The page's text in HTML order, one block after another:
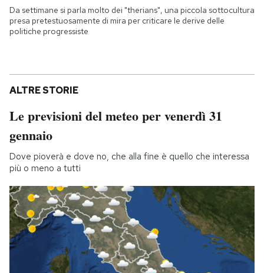
Da settimane si parla molto dei "therians", una piccola sottocultura
presa pretestuosamente di mira per criticare le derive delle
politiche progressiste
ALTRE STORIE
Le previsioni del meteo per venerdì 31
gennaio
Dove pioverà e dove no, che alla fine è quello che interessa
più o meno a tutti